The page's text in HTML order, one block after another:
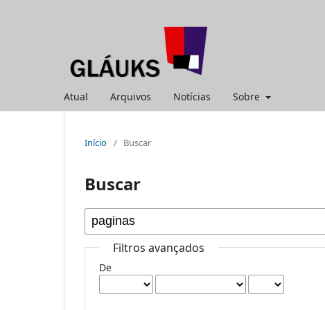
Atual Arquivos Notícias Sobre
Início / Buscar
Buscar
Filtros avançados
De